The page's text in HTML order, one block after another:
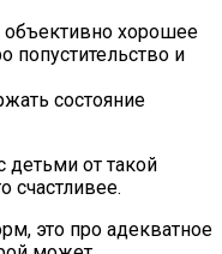
хорошее
попустительство и
состояние
детьми от такой
счастливее.
это про адекватное